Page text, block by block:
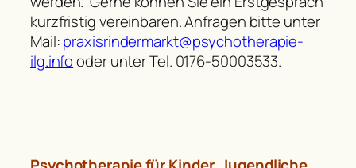
kurzfristig vereinbaren. Anfragen bitte unter
Mail:praxisrindermarkt@psychotherapie-
ilg.infooder unter Tel. 0176-50003533.